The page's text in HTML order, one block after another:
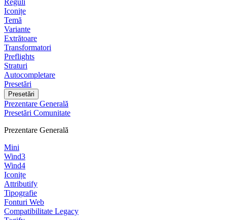
Reguli
Iconițe
Temă
Variante
Extrătoare
Transformatori
Preflights
Straturi
Autocompletare
Presetări
Presetări
Prezentare Generală
Presetări Comunitate
Prezentare Generală
Mini
Wind3
Wind4
Iconițe
Attributify
Tipografie
Fonturi Web
Compatibilitate Legacy